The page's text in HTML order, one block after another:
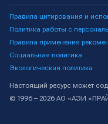
Правила цитирования и
Политика работы с
Правила применения
Социальная политика
Экологическая политика
Настоящий ресурс может
© 1996 – 2026 АО «АЭИ